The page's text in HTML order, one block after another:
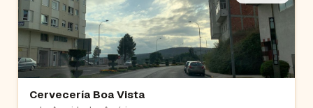
Cervecería Boa Vista